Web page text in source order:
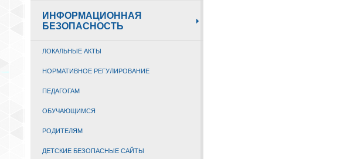
ИНФОРМАЦИОННАЯ
БЕЗОПАСНОСТЬ
ЛОКАЛЬНЫЕ АКТЫ
НОРМАТИВНОЕ РЕГУЛИРОВАНИЕ
ПЕДАГОГАМ
ОБУЧАЮЩИМСЯ
РОДИТЕЛЯМ
ДЕТСКИЕ БЕЗОПАСНЫЕ САЙТЫ